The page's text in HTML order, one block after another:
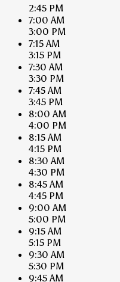
2:45 PM
7:00 AM
3:00 PM
7:15 AM
3:15 PM
7:30 AM
3:30 PM
7:45 AM
3:45 PM
8:00 AM
4:00 PM
8:15 AM
4:15 PM
8:30 AM
4:30 PM
8:45 AM
4:45 PM
9:00 AM
5:00 PM
9:15 AM
5:15 PM
9:30 AM
5:30 PM
9:45 AM